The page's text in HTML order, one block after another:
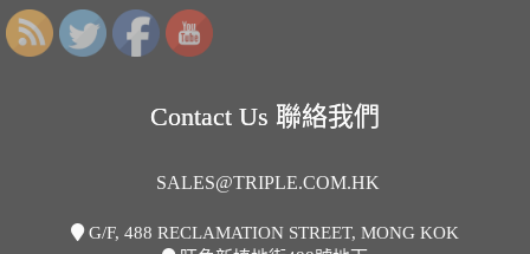
Contact Us 聯絡我們
SALES@TRIPLE.COM.HK
G/F, 488 RECLAMATION STREET, MONG KOK